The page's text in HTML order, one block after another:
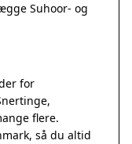
Suhoor- og
for
flere.
så du altid